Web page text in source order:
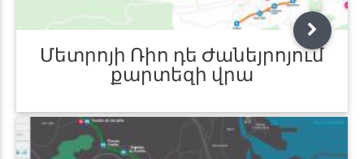
Մետրոյի Ռիո դե Ժանեյրոյում
քարտեզի վրա